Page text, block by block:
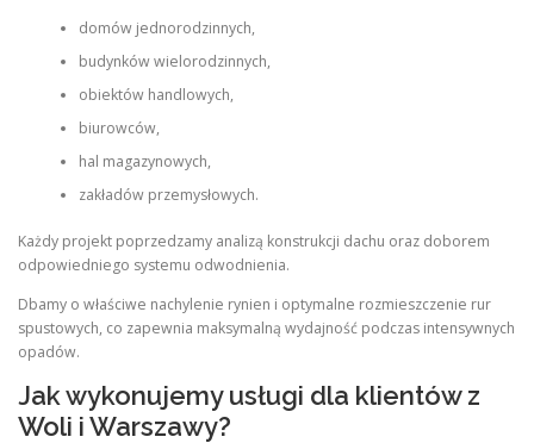
domów jednorodzinnych,
budynków wielorodzinnych,
obiektów handlowych,
biurowców,
hal magazynowych,
zakładów przemysłowych.
Każdy projekt poprzedzamy analizą konstrukcji dachu oraz doborem
odpowiedniego systemu odwodnienia.
Dbamy o właściwe nachylenie rynien i optymalne rozmieszczenie rur
spustowych, co zapewnia maksymalną wydajność podczas intensywnych
opadów.
Jak wykonujemy usługi dla klientów z
Woli i Warszawy?